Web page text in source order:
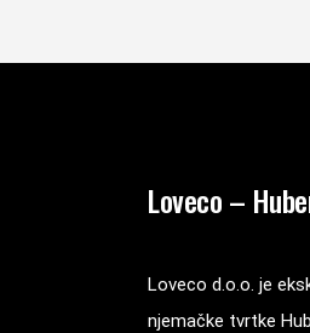
Loveco –
Loveco d.o.o. je
njemačke tvrtke